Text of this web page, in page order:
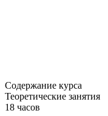
Содержание курса
Теоретические занятия
18 часов